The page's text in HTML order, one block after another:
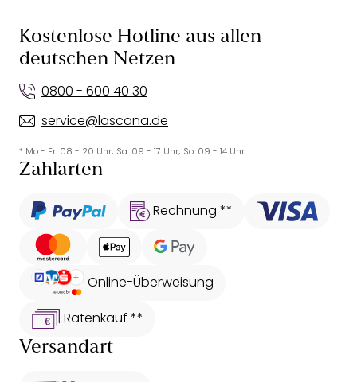
Kostenlose Hotline aus allen
deutschen Netzen
0800 - 600 40 30
service@lascana.de
* Mo - Fr: 08 - 20 Uhr; Sa: 09 - 17 Uhr; So: 09 - 14 Uhr.
Zahlarten
Rechnung **
Online-Überweisung
Ratenkauf **
Versandart